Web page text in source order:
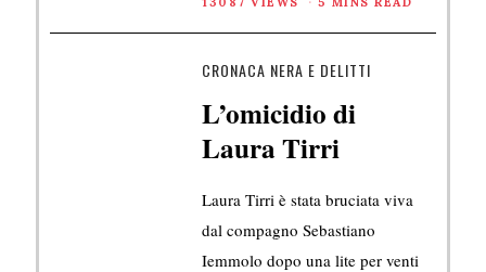
CRONACA NERA E DELITTI
L’omicidio di
Laura Tirri
Laura Tirri è stata bruciata viva
dal compagno Sebastiano
Iemmolo dopo una lite per venti